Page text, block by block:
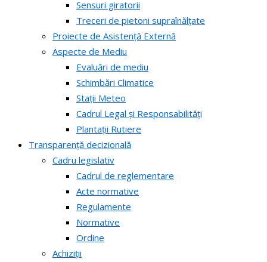
Sensuri giratorii
Treceri de pietoni supraînălțate
Proiecte de Asistență Externă
Aspecte de Mediu
Evaluări de mediu
Schimbări Climatice
Stații Meteo
Cadrul Legal și Responsabilități
Plantații Rutiere
Transparență decizională
Cadru legislativ
Cadrul de reglementare
Acte normative
Regulamente
Normative
Ordine
Achiziții